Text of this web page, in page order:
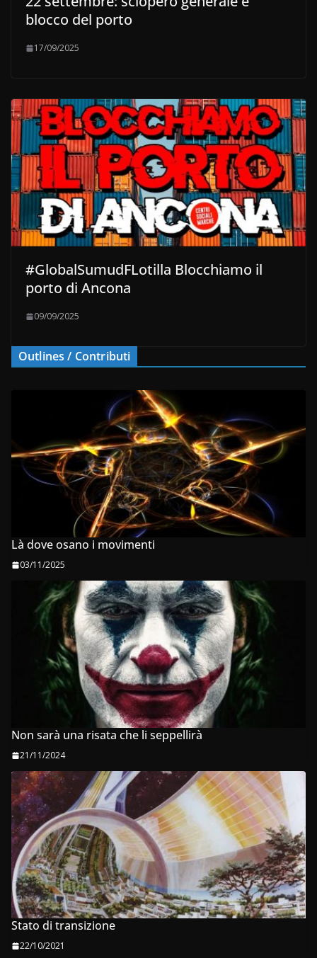
blocco del porto
17/09/2025
#GlobalSumudFLotilla Blocchiamo il
porto di Ancona
09/09/2025
Outlines / Contributi
Là dove osano i movimenti
03/11/2025
Non sarà una risata che li seppellirà
21/11/2024
Stato di transizione
22/10/2021